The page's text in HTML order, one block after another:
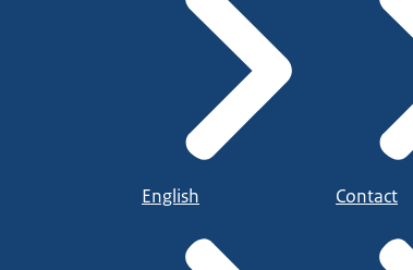
English Contact